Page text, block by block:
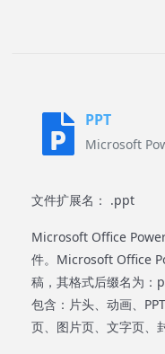
PPT
Microsoft
文件扩展名： .ppt
Microsoft Office
件。Microsoft Office
稿，其格式后缀名为：
包含：片头、动画、
页、图片页、文字页、